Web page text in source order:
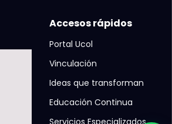
Accesos rápidos
Portal Ucol
Vinculación
Ideas que transforman
Educación Continua